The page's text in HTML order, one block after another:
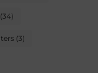
(34)
(3)